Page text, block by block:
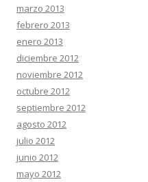
marzo 2013
febrero 2013
enero 2013
diciembre 2012
noviembre 2012
octubre 2012
septiembre 2012
agosto 2012
julio 2012
junio 2012
mayo 2012